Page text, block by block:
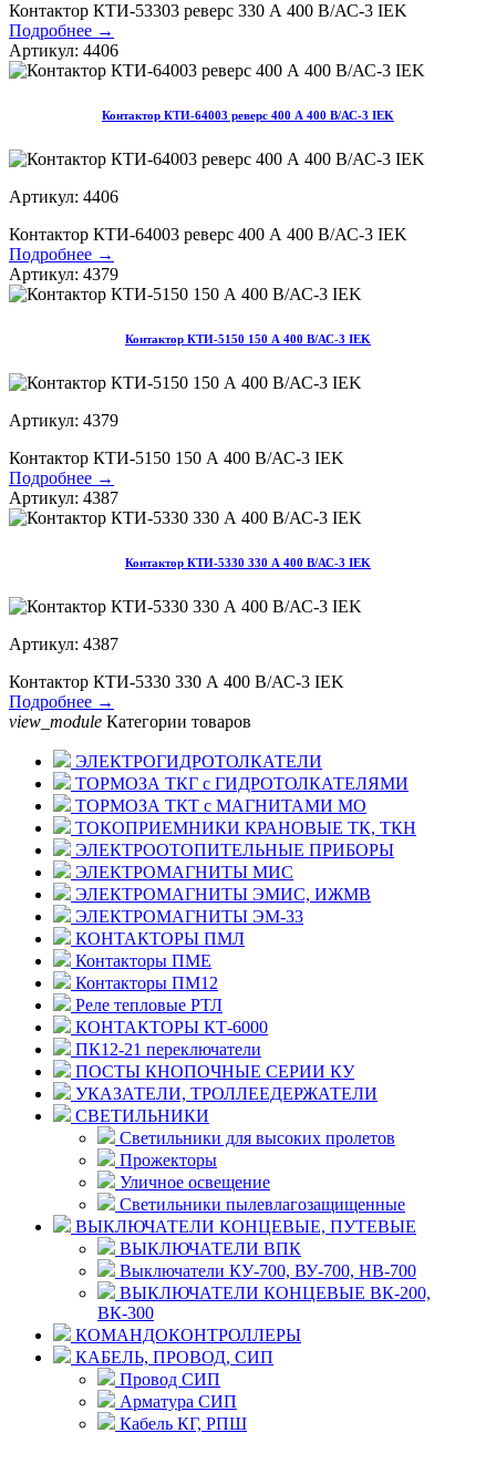
Контактор КТИ-53303 реверс 330 А 400 В/АС-3 IEK
Подробнее →
Артикул: 4406
Контактор КТИ-64003 реверс 400 А 400 В/АС-3 IEK
Артикул: 4406
Контактор КТИ-64003 реверс 400 А 400 В/АС-3 IEK
Подробнее →
Артикул: 4379
Контактор КТИ-5150 150 А 400 В/АС-3 IEK
Артикул: 4379
Контактор КТИ-5150 150 А 400 В/АС-3 IEK
Подробнее →
Артикул: 4387
Контактор КТИ-5330 330 А 400 В/АС-3 IEK
Артикул: 4387
Контактор КТИ-5330 330 А 400 В/АС-3 IEK
Подробнее →
view_module Категории товаров
ЭЛЕКТРОГИДРОТОЛКАТЕЛИ
ТОРМОЗА ТКГ с ГИДРОТОЛКАТЕЛЯМИ
ТОРМОЗА ТКТ с МАГНИТАМИ МО
ТОКОПРИЕМНИКИ КРАНОВЫЕ ТК, ТКН
ЭЛЕКТРООТОПИТЕЛЬНЫЕ ПРИБОРЫ
ЭЛЕКТРОМАГНИТЫ МИС
ЭЛЕКТРОМАГНИТЫ ЭМИС, ИЖМВ
ЭЛЕКТРОМАГНИТЫ ЭМ-33
КОНТАКТОРЫ ПМЛ
Контакторы ПМЕ
Контакторы ПМ12
Реле тепловые РТЛ
КОНТАКТОРЫ КТ-6000
ПК12-21 переключатели
ПОСТЫ КНОПОЧНЫЕ СЕРИИ КУ
УКАЗАТЕЛИ, ТРОЛЛЕЕДЕРЖАТЕЛИ
СВЕТИЛЬНИКИ
Светильники для высоких пролетов
Прожекторы
Уличное освещение
Светильники пылевлагозащищенные
ВЫКЛЮЧАТЕЛИ КОНЦЕВЫЕ, ПУТЕВЫЕ
ВЫКЛЮЧАТЕЛИ ВПК
Выключатели КУ-700, ВУ-700, НВ-700
ВЫКЛЮЧАТЕЛИ КОНЦЕВЫЕ ВК-200,
ВК-300
КОМАНДОКОНТРОЛЛЕРЫ
КАБЕЛЬ, ПРОВОД, СИП
Провод СИП
Арматура СИП
Кабель КГ, РПШ